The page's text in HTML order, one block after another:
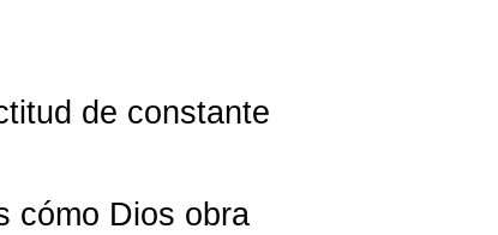
de constante
cómo Dios obra